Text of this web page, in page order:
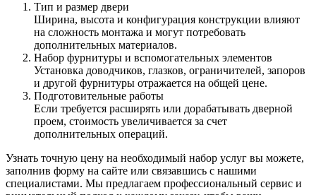
Тип и размер двери
Ширина, высота и конфигурация конструкции влияют
на сложность монтажа и могут потребовать
дополнительных материалов.
Набор фурнитуры и вспомогательных элементов
Установка доводчиков, глазков, ограничителей, запоров
и другой фурнитуры отражается на общей цене.
Подготовительные работы
Если требуется расширять или дорабатывать дверной
проем, стоимость увеличивается за счет
дополнительных операций.
Узнать точную цену на необходимый набор услуг вы можете,
заполнив форму на сайте или связавшись с нашими
специалистами. Мы предлагаем профессиональный сервис и